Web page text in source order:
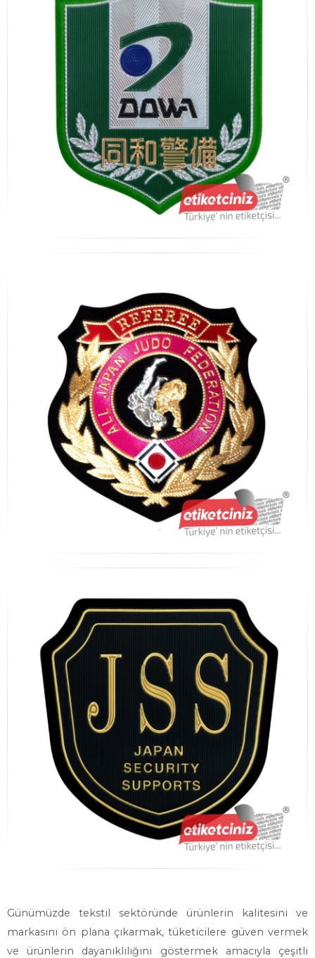
Günümüzde tekstil sektöründe ürünlerin kalitesini ve
markasını ön plana çıkarmak, tüketicilere güven vermek
ve ürünlerin dayanıklılığını göstermek amacıyla çeşitli